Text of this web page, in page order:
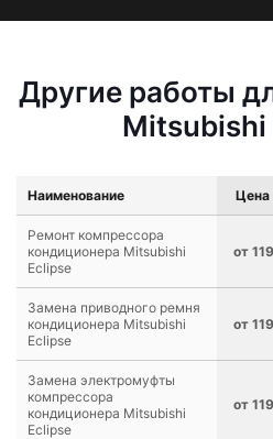
Другие работы
Mitsubishi
Наименование Цена
Ремонт компрессора
кондиционера Mitsubishi
Eclipse
от
Замена приводного ремня
кондиционера Mitsubishi
Eclipse
от
Замена электромуфты
компрессора
кондиционера Mitsubishi
Eclipse
от